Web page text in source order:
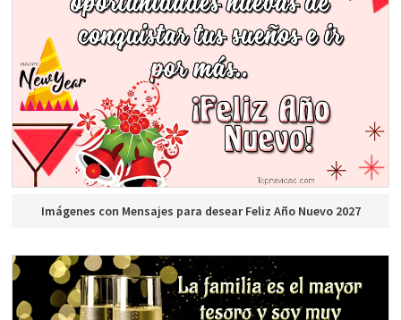
Imágenes con Mensajes para desear Feliz Año Nuevo 2027